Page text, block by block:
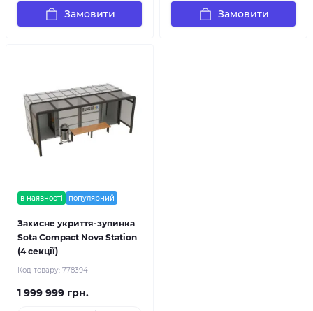
Замовити Замовити
в наявності популярний
Захисне укриття-зупинка
Sota Compact Nova Station
(4 секції)
Код товару: 778394
1 999 999 грн.